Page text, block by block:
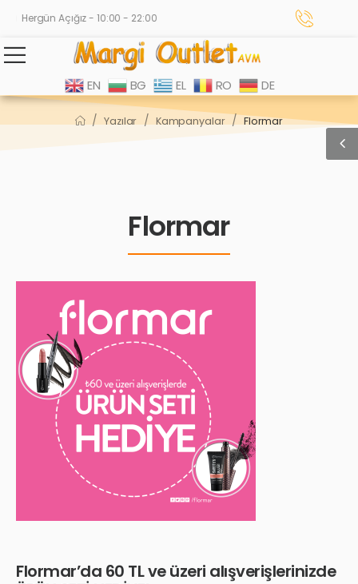
Hergün Açığız - 10:00 - 22:00
EN BG EL RO DE
/ Yazılar / Kampanyalar / Flormar
Flormar
Flormar’da 60 TL ve üzeri alışverişlerinizde